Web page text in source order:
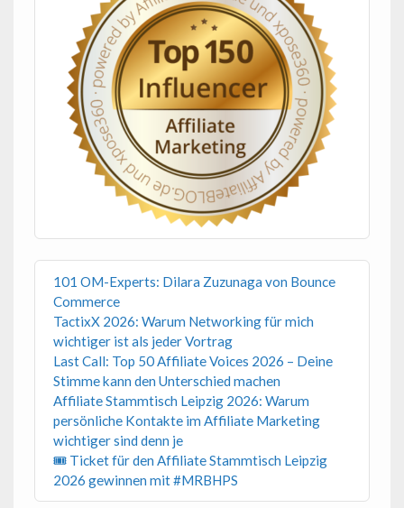
101 OM-Experts: Dilara Zuzunaga von Bounce
Commerce
TactixX 2026: Warum Networking für mich
wichtiger ist als jeder Vortrag
Last Call: Top 50 Affiliate Voices 2026 – Deine
Stimme kann den Unterschied machen
Affiliate Stammtisch Leipzig 2026: Warum
persönliche Kontakte im Affiliate Marketing
wichtiger sind denn je
🎟 Ticket für den Affiliate Stammtisch Leipzig
2026 gewinnen mit #MRBHPS